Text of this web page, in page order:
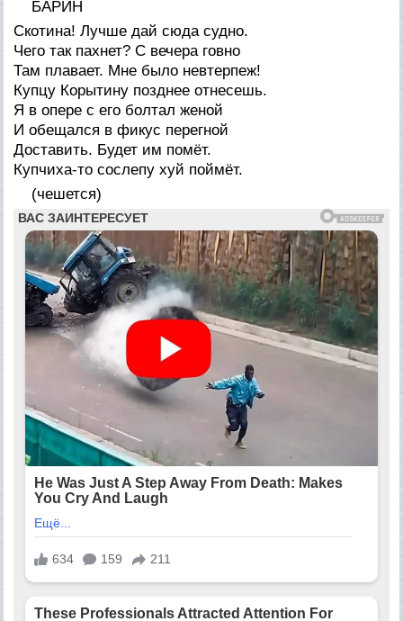
БАРИН
Скотина! Лучше дай сюда суднo.
Чего так пахнет? С вечера говно
Там плавает. Мне было невтерпеж!
Купцу Корытину позднее отнесешь.
Я в опере с его болтал женой
И обещался в фикус перегной
Доставить. Будет им помёт.
Купчиха-то сослeпу хуй поймёт.
(чешется)